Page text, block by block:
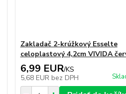
Zakladač 2-krúžkový Esselte
celoplastový 4,2cm VIVIDA
6,99 EUR/KS
5,68 EUR bez DPH